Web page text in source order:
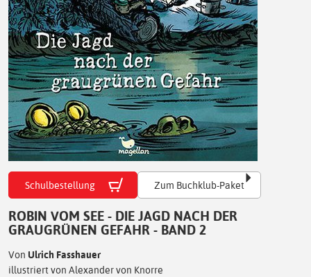
Schulbestellung Zum Buchklub-Paket
ROBIN VOM SEE - DIE JAGD NACH DER
GRAUGRÜNEN GEFAHR - BAND 2
Von Ulrich Fasshauer
illustriert von Alexander von Knorre